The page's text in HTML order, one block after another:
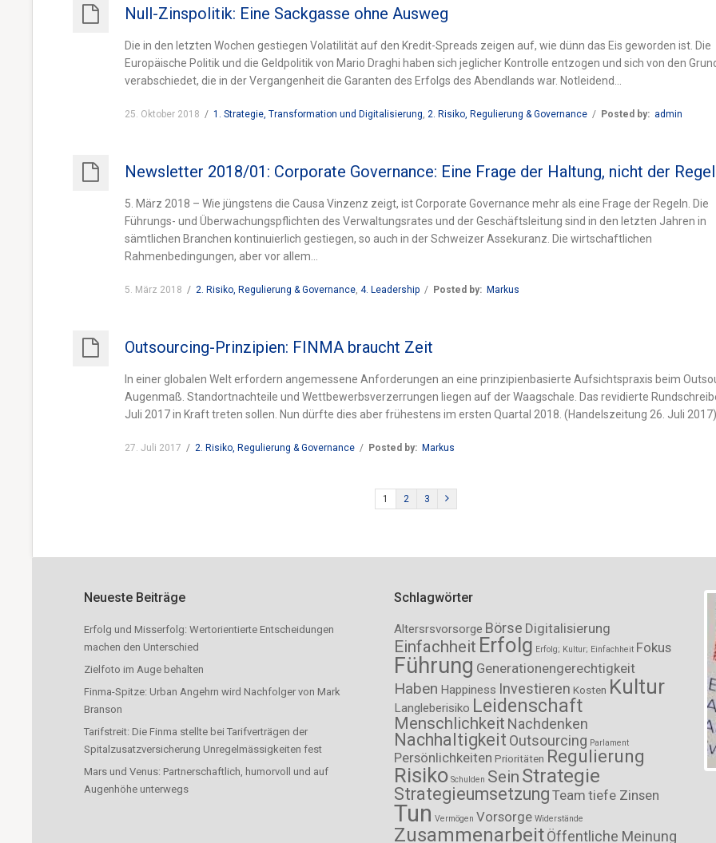
Null-Zinspolitik: Eine Sackgasse ohne Ausweg
Die in den letzten Wochen gestiegen Volatilität auf den Kredit-Spreads zeigen auf, wie dünn das Eis geworden ist. Die
Europäische Politik und die Geldpolitik von Mario Draghi haben sich jeglicher Kontrolle entzogen und sich von den
verabschiedet, die in der Vergangenheit die Garanten des Erfolgs des Abendlands war. Notleidend...
25. Oktober 2018 / 1. Strategie, Transformation und Digitalisierung,2. Risiko, Regulierung & Governance / Posted by: admin
Newsletter 2018/01: Corporate Governance: Eine Frage der Haltung, nicht der
5. März 2018 – Wie jüngstens die Causa Vinzenz zeigt, ist Corporate Governance mehr als eine Frage der Regeln. Die
Führungs- und Überwachungspflichten des Verwaltungsrates und der Geschäftsleitung sind in den letzten Jahren in
sämtlichen Branchen kontinuierlich gestiegen, so auch in der Schweizer Assekuranz. Die wirtschaftlichen
Rahmenbedingungen, aber vor allem...
5. März 2018 / 2. Risiko, Regulierung & Governance,4. Leadership / Posted by: Markus
Outsourcing-Prinzipien: FINMA braucht Zeit
In einer globalen Welt erfordern angemessene Anforderungen an eine prinzipienbasierte Aufsichtspraxis beim
Augenmaß. Standortnachteile und Wettbewerbsverzerrungen liegen auf der Waagschale. Das revidierte
Juli 2017 in Kraft treten sollen. Nun dürfte dies aber frühestens im ersten Quartal 2018. (Handelszeitung 26. Juli 2017)
27. Juli 2017 / 2. Risiko, Regulierung & Governance / Posted by: Markus
1 2 3
Neueste Beiträge
Erfolg und Misserfolg: Wertorientierte Entscheidungen
machen den Unterschied
Zielfoto im Auge behalten
Finma-Spitze: Urban Angehrn wird Nachfolger von Mark
Branson
Tarifstreit: Die Finma stellte bei Tarifverträgen der
Spitalzusatzversicherung Unregelmässigkeiten fest
Mars und Venus: Partnerschaftlich, humorvoll und auf
Augenhöhe unterwegs
Schlagwörter
Altersrsvorsorge Börse Digitalisierung
Einfachheit Erfolg Erfolg; Kultur; Einfachheit Fokus
Führung Generationengerechtigkeit
Haben Happiness Investieren Kosten Kultur
Langleberisiko Leidenschaft
Menschlichkeit Nachdenken
Nachhaltigkeit Outsourcing Parlament
Persönlichkeiten Prioritäten Regulierung
Risiko Schulden Sein Strategie
Strategieumsetzung Team tiefe Zinsen
Tun Vermögen Vorsorge Widerstände
ZusammenarbeitÖffentliche Meinung